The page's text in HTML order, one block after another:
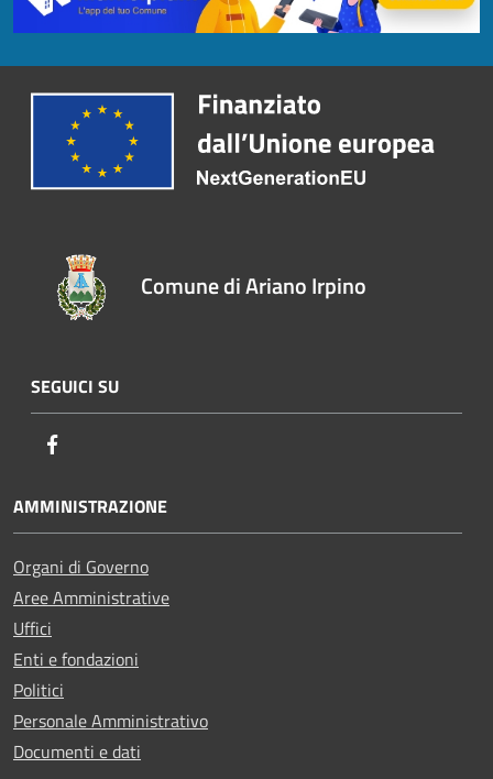
Comune di Ariano Irpino
SEGUICI SU
AMMINISTRAZIONE
Organi di Governo
Aree Amministrative
Uffici
Enti e fondazioni
Politici
Personale Amministrativo
Documenti e dati